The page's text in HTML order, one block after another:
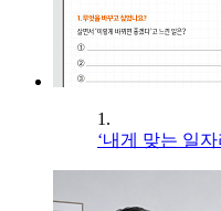
1.
‘내게 맞는 일